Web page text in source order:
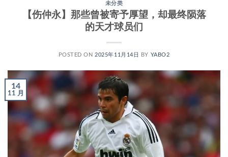
未分类
【伤仲永】那些曾被寄予厚望，却最终陨落
的天才球员们
POSTED ON 2025年11月14日 BY YABO2
14
11 月